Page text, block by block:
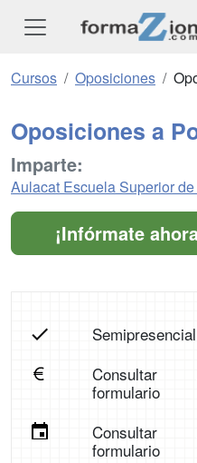
Cursos Oposiciones
Oposiciones a
Imparte:
Aulacat Escuela Superior
¡Infórmate
Consultar
formulario
Consultar
formulario